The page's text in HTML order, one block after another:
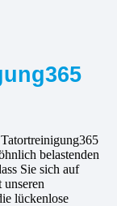
belastenden
Sie sich auf
lückenlose